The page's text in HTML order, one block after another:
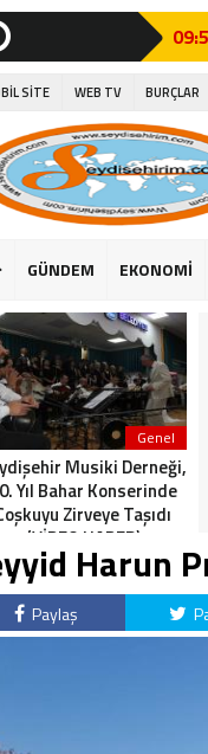
SİTE WEB TV BURÇLAR
GÜNDEM EKONOMİ
Genel
Musiki Derneği,
Yıl Bahar Konserinde
Zirveye Taşıdı
(VİDEO HABER)
Harun
Paylaş